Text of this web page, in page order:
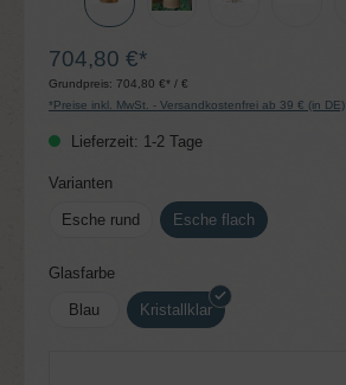
704,80 €*
Grundpreis: 704,80 €* / €
*Preise inkl. MwSt. - Versandkostenfrei ab 39 € (in DE)
Lieferzeit: 1-2 Tage
Variantenauswählen
Esche rund Esche flach
Glasfarbeauswählen
Blau Kristallklar